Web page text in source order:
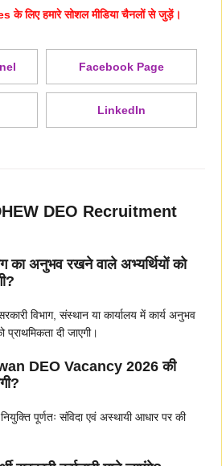
लिए हमारे सोशल मीडिया चैनलों से जुड़ें।
Facebook Page
LinkedIn
DEO Recruitment
का अनुभव रखने वाले अभ्यर्थियों को
विभाग, संस्थान या कार्यालय में कार्य अनुभव
प्राथमिकता दी जाएगी।
DEO Vacancy 2026 की
पूर्णतः संविदा एवं अस्थायी आधार पर की